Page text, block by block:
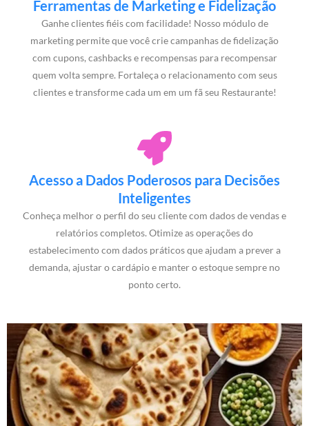
Ferramentas de Marketing e Fidelização
Ganhe clientes fiéis com facilidade! Nosso módulo de
marketing permite que você crie campanhas de fidelização
com cupons, cashbacks e recompensas para recompensar
quem volta sempre. Fortaleça o relacionamento com seus
clientes e transforme cada um em um fã seu Restaurante!
Acesso a Dados Poderosos para Decisões
Inteligentes
Conheça melhor o perfil do seu cliente com dados de vendas e
relatórios completos. Otimize as operações do
estabelecimento com dados práticos que ajudam a prever a
demanda, ajustar o cardápio e manter o estoque sempre no
ponto certo.